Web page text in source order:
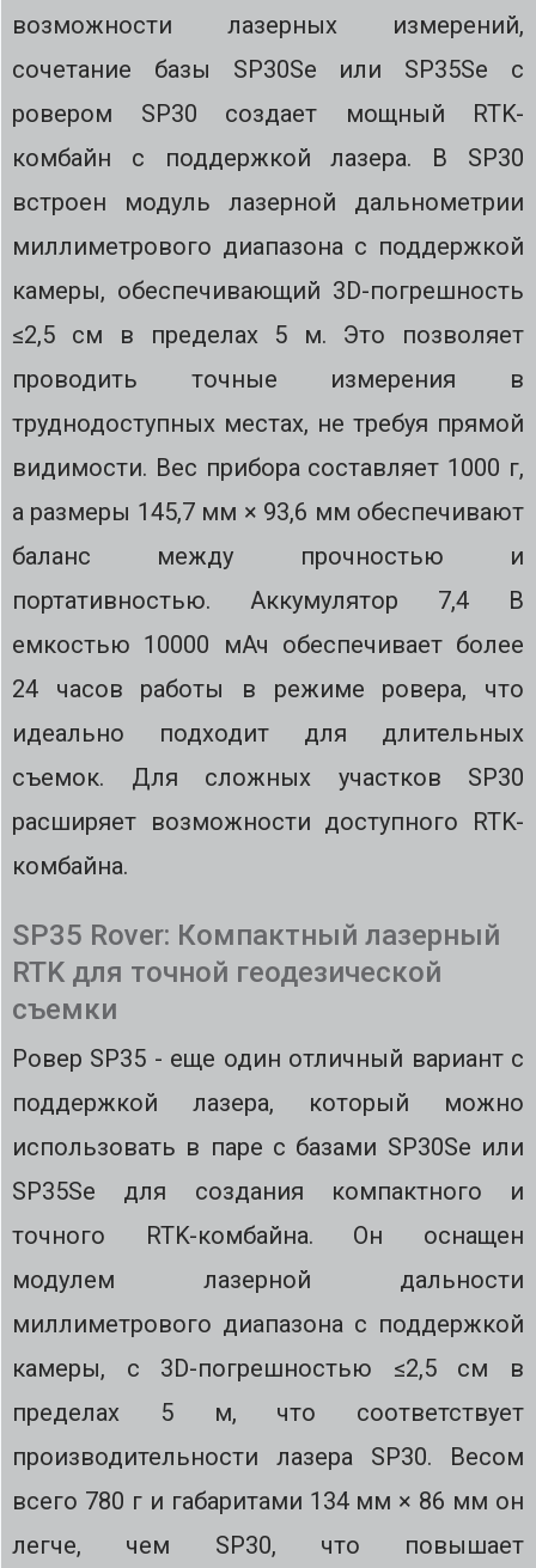
возможности лазерных измерений,
сочетание базы SP30Se или SP35Se с
ровером SP30 создает мощный RTK-
комбайн с поддержкой лазера. В SP30
встроен модуль лазерной дальнометрии
миллиметрового диапазона с поддержкой
камеры, обеспечивающий 3D-погрешность
≤2,5 см в пределах 5 м. Это позволяет
проводить точные измерения в
труднодоступных местах, не требуя прямой
видимости. Вес прибора составляет 1000 г,
а размеры 145,7 мм × 93,6 мм обеспечивают
баланс между прочностью и
портативностью. Аккумулятор 7,4 В
емкостью 10000 мАч обеспечивает более
24 часов работы в режиме ровера, что
идеально подходит для длительных
съемок. Для сложных участков SP30
расширяет возможности доступного RTK-
комбайна.
SP35 Rover: Компактный лазерный
RTK для точной геодезической
съемки
Ровер SP35 - еще один отличный вариант с
поддержкой лазера, который можно
использовать в паре с базами SP30Se или
SP35Se для создания компактного и
точного RTK-комбайна. Он оснащен
модулем лазерной дальности
миллиметрового диапазона с поддержкой
камеры, с 3D-погрешностью ≤2,5 см в
пределах 5 м, что соответствует
производительности лазера SP30. Весом
всего 780 г и габаритами 134 мм × 86 мм он
легче, чем SP30, что повышает